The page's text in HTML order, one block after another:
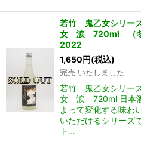
若竹 鬼乙女シリ
女 涙 720ml （冬
2022
1,650円(税込)
完売 いたしました
若竹 鬼乙女シリ
女 涙 720ml 日本酒
よって変化する味わ
いただけるシリーズ
ト…